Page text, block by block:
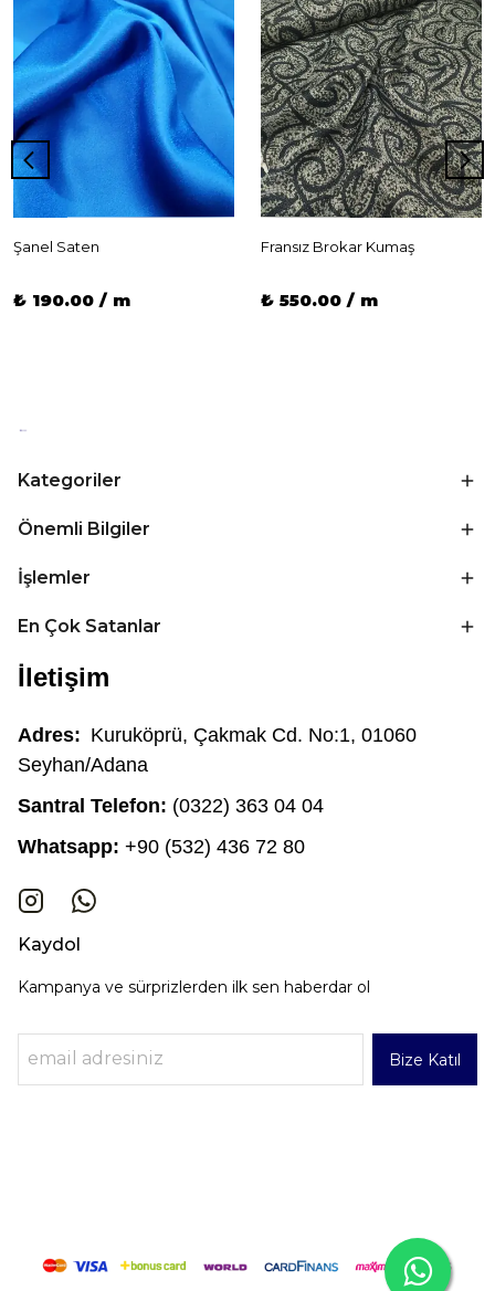
Şanel Saten
₺ 190.00 / m
Fransız Brokar Kumaş
₺ 550.00 / m
Kategoriler
Önemli Bilgiler
İşlemler
En Çok Satanlar
İletişim
Adres: Kuruköprü, Çakmak Cd. No:1, 01060
Seyhan/Adana
Santral Telefon: (0322) 363 04 04
Whatsapp: +90 (532) 436 72 80
Kaydol
Kampanya ve sürprizlerden ilk sen haberdar ol
Bize Katıl